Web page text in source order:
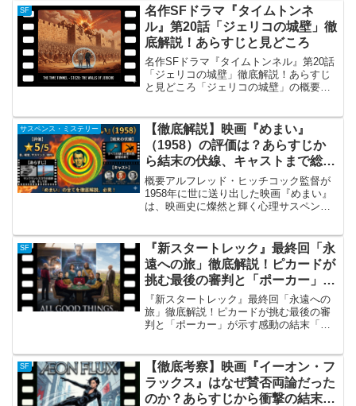
ズ・シーズン3第10話として放送された
「まばたき...
SF
名作SFドラマ『タイムトンネ
ル』第20話「ジェリコの城壁」徹
底解説！あらすじと見どころ
名作SFドラマ『タイムトンネル』第20話
「ジェリコの城壁」徹底解説！あらすじ
と見どころ「ジェリコの城壁」の概要
『タイムトンネル』。その中でも第20話
「ジェリコの城...
サスペンス・ミステリー
【徹底解説】映画『めまい』
（1958）の評価は？あらすじか
ら結末の伏線、キャストまで総ま
とめ
概要アルフレッド・ヒッチコック監督が
1958年に世に送り出した映画『めまい』
は、映画史に燦然と輝く心理サスペンス
「死者の中から」を原作とし、舞台を霧
立ち込める幻想的なサン...
SF
『新スタートレック』最終回「永
遠への旅」徹底解説！ピカードが
挑む最後の審判と「ポーカー」が
示す感動の結末
『新スタートレック』最終回「永遠への
旅」徹底解説！ピカードが挑む最後の審
判と「ポーカー」が示す感動の結末「永
った『新スタートレック（TNG）』...
SF
【徹底考察】映画『イーオン・フ
ラックス』はなぜ賛否両論だった
のか？あらすじから衝撃の結末、